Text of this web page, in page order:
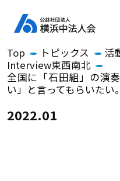
Top トピックス
活
Interview東西南北
全国に「石田組」の演
い」と言ってもらいたい。
2022.01